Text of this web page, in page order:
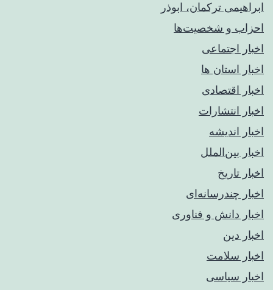
ابراهیمی ترکمان، ابوذر
احزاب و شخصیت‌ها
اخبار اجتماعی
اخبار استان ها
اخبار اقتصادی
اخبار انتشارات
اخبار اندیشه
اخبار بین‌الملل
اخبار تاریخ
اخبار چندرسانه‌ای
اخبار دانش و فناوری
اخبار دین
اخبار سلامت
اخبار سیاسی